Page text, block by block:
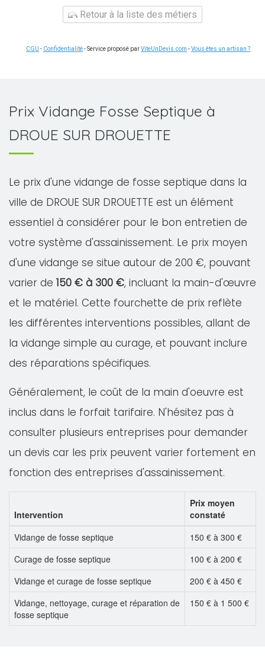
Retour à la liste des métiers
CGU - Confidentialité- Service proposé parViteUnDevis.com -Vous êtes un artisan ?
Prix Vidange Fosse Septique à
DROUE SUR DROUETTE
Le prix d'une vidange de fosse septique dans la
ville de DROUE SUR DROUETTE est un élément
essentiel à considérer pour le bon entretien de
votre système d'assainissement. Le prix moyen
d'une vidange se situe autour de 200 €, pouvant
varier de 150 € à 300 €, incluant la main-d'œuvre
et le matériel. Cette fourchette de prix reflète
les différentes interventions possibles, allant de
la vidange simple au curage, et pouvant inclure
des réparations spécifiques.
Généralement, le coût de la main d'oeuvre est
inclus dans le forfait tarifaire. N'hésitez pas à
consulter plusieurs entreprises pour demander
un devis car les prix peuvent varier fortement en
fonction des entreprises d'assainissement.
Intervention
Prix moyen
constaté
Vidange de fosse septique
150 € à 300 €
Curage de fosse septique
100 € à 200 €
Vidange et curage de fosse septique
200 € à 450 €
Vidange, nettoyage, curage et réparation de
fosse septique
150 € à 1 500 €